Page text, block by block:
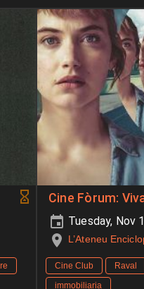
Cine Fòrum:
Tuesday, Nov
L’Ateneu
Cine Club Raval
immobiliaria